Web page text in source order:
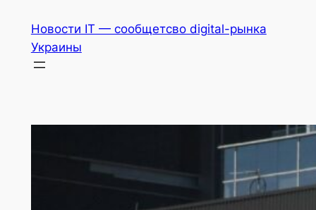
содержимому
Новости IT — сообщетсво digital-рынка
Украины